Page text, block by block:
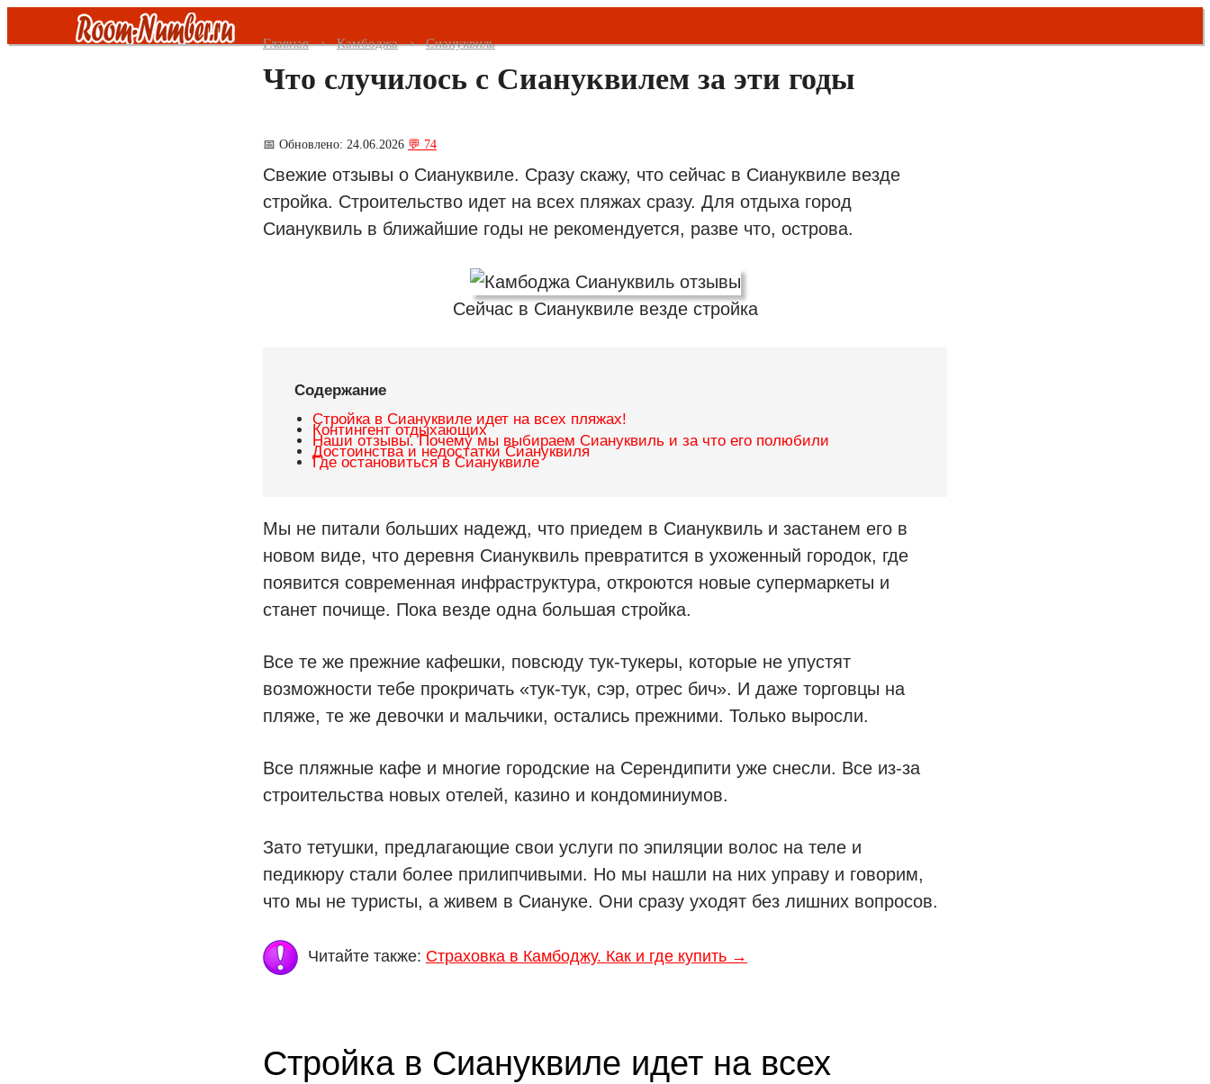
Главная Камбоджа Сиануквиль
Что случилось с Сиануквилем за эти годы
📅 Обновлено: 24.06.2026 💬 74
Свежие отзывы о Сиануквиле. Сразу скажу, что сейчас в Сиануквиле везде
стройка. Строительство идет на всех пляжах сразу. Для отдыха город
Сиануквиль в ближайшие годы не рекомендуется, разве что, острова.
Сейчас в Сиануквиле везде стройка
Содержание
Стройка в Сиануквиле идет на всех пляжах!
Контингент отдыхающих
Наши отзывы. Почему мы выбираем Сиануквиль и за что его полюбили
Достоинства и недостатки Сиануквиля
Где остановиться в Сиануквиле
Мы не питали больших надежд, что приедем в Сиануквиль и застанем его в
новом виде, что деревня Сиануквиль превратится в ухоженный городок, где
появится современная инфраструктура, откроются новые супермаркеты и
станет почище. Пока везде одна большая стройка.
Все те же прежние кафешки, повсюду тук-тукеры, которые не упустят
возможности тебе прокричать «тук-тук, сэр, отрес бич». И даже торговцы на
пляже, те же девочки и мальчики, остались прежними. Только выросли.
Все пляжные кафе и многие городские на Серендипити уже снесли. Все из-за
строительства новых отелей, казино и кондоминиумов.
Зато тетушки, предлагающие свои услуги по эпиляции волос на теле и
педикюру стали более прилипчивыми. Но мы нашли на них управу и говорим,
что мы не туристы, а живем в Сиануке. Они сразу уходят без лишних вопросов.
Читайте также: Страховка в Камбоджу. Как и где купить →
Стройка в Сиануквиле идет на всех